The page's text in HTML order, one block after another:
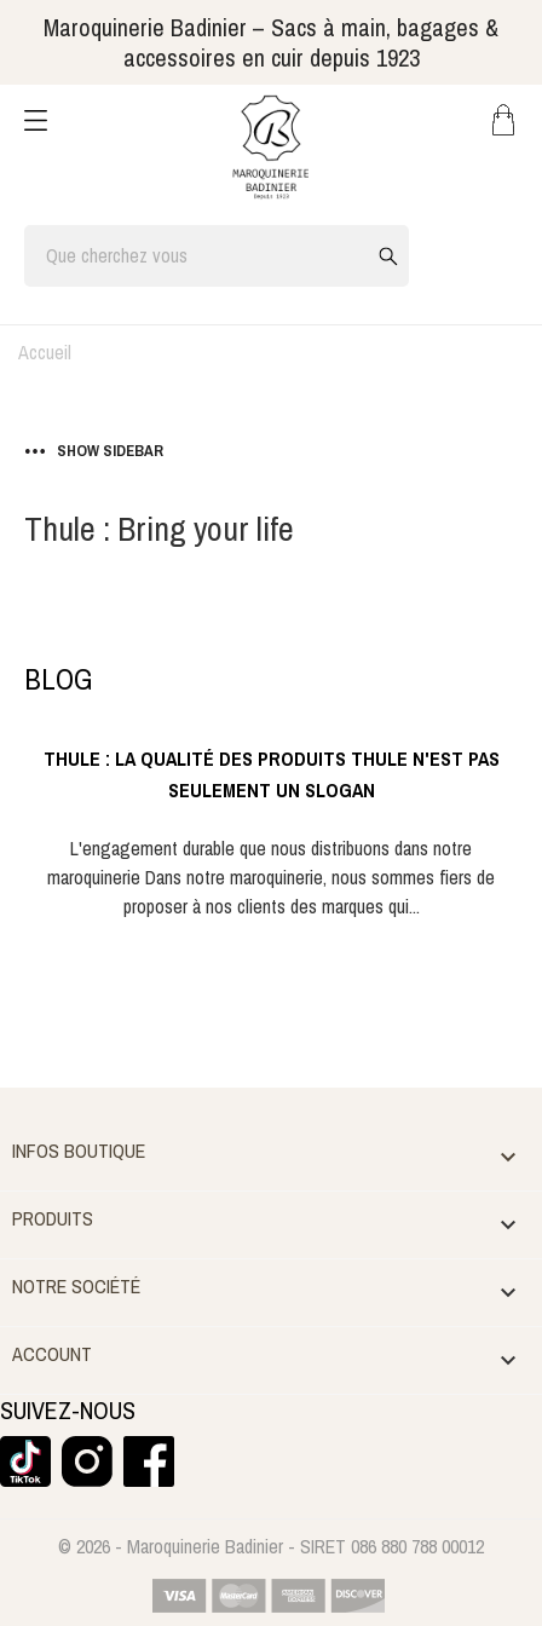
Maroquinerie Badinier – Sacs à main, bagages &
accessoires en cuir depuis 1923
Accueil
SHOW SIDEBAR
Thule : Bring your life
BLOG
THULE : LA QUALITÉ DES PRODUITS THULE N'EST PAS
SEULEMENT UN SLOGAN
L'engagement durable que nous distribuons dans notre
maroquinerie Dans notre maroquinerie, nous sommes fiers de
proposer à nos clients des marques qui...
INFOS BOUTIQUE 
PRODUITS 
NOTRE SOCIÉTÉ 
ACCOUNT 
SUIVEZ-NOUS
© 2026 - Maroquinerie Badinier - SIRET 086 880 788 00012